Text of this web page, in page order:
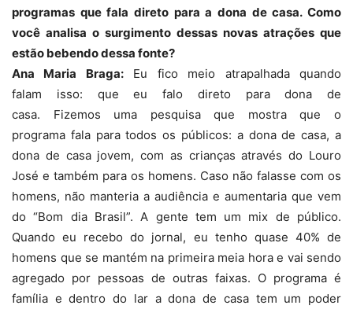
programas que fala direto para a dona de casa. Como
você analisa o surgimento dessas novas atrações que
estão bebendo dessa fonte?
Ana Maria Braga:Eu fico meio atrapalhada quando
falam isso: que eu falo direto para dona de
casa. Fizemos uma pesquisa que mostra que o
programa fala para todos os públicos: a dona de casa, a
dona de casa jovem, com as crianças através do Louro
José e também para os homens. Caso não falasse com os
homens, não manteria a audiência e aumentaria que vem
do “Bom dia Brasil”. A gente tem um mix de público.
Quando eu recebo do jornal, eu tenho quase 40% de
homens que se mantém na primeira meia hora e vai sendo
agregado por pessoas de outras faixas. O programa é
família e dentro do lar a dona de casa tem um poder